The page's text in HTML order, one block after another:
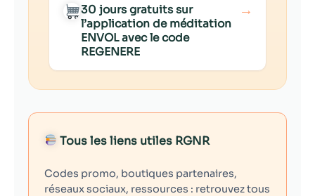
30 jours gratuits sur
l’application de méditation
ENVOL avec le code
REGENERE
→
Tous les liens utiles RGNR
Codes promo, boutiques partenaires,
réseaux sociaux, ressources : retrouvez tous